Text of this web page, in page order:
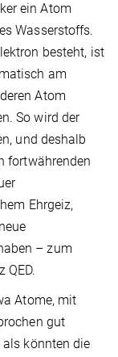
ein Atom
Wasserstoffs.
besteht, ist
am
Atom
So wird der
und deshalb
fortwährenden
Ehrgeiz,
– zum
QED.
Atome, mit
gut
könnten die